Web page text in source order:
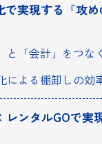
で実現する「攻
と「会計」をつな
による棚卸しの効
ンタルGOで実